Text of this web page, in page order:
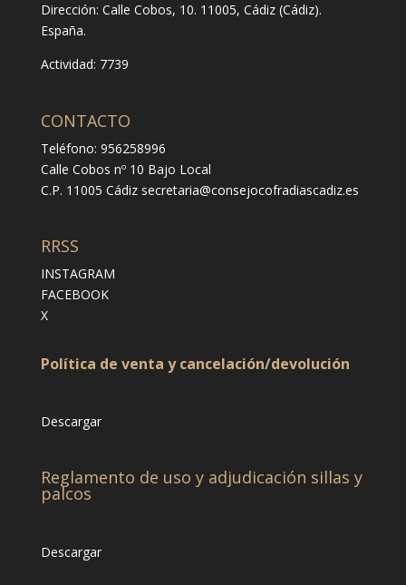
Dirección: Calle Cobos, 10. 11005, Cádiz (Cádiz).
España.
Actividad: 7739
CONTACTO
Teléfono: 956258996
Calle Cobos nº 10 Bajo Local
C.P. 11005 Cádiz secretaria@consejocofradiascadiz.es
RRSS
INSTAGRAM
FACEBOOK
X
Política de venta y cancelación/devolución
Descargar
Reglamento de uso y adjudicación sillas y
palcos
Descargar